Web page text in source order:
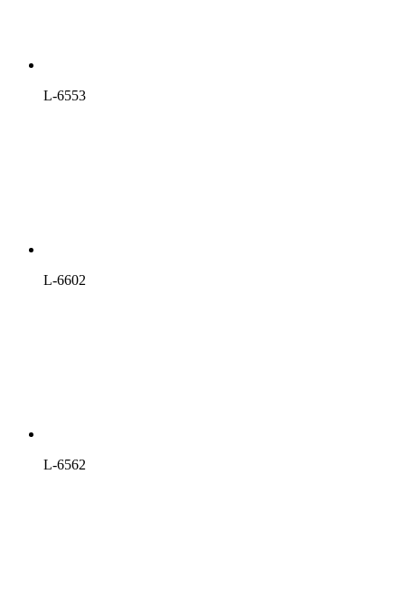
L-6553
L-6602
L-6562